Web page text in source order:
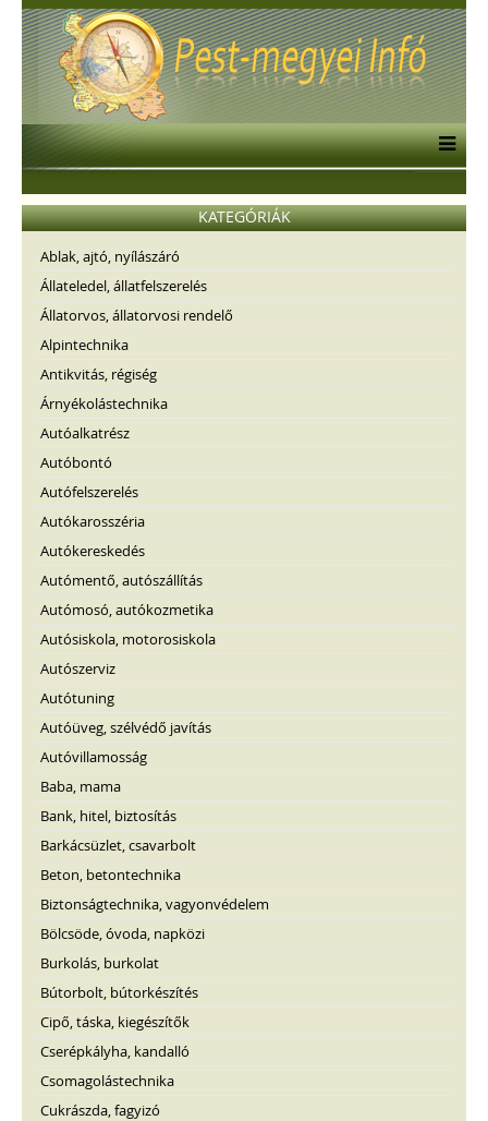
KATEGÓRIÁK
Ablak, ajtó, nyílászáró
Állateledel, állatfelszerelés
Állatorvos, állatorvosi rendelő
Alpintechnika
Antikvitás, régiség
Árnyékolástechnika
Autóalkatrész
Autóbontó
Autófelszerelés
Autókarosszéria
Autókereskedés
Autómentő, autószállítás
Autómosó, autókozmetika
Autósiskola, motorosiskola
Autószerviz
Autótuning
Autóüveg, szélvédő javítás
Autóvillamosság
Baba, mama
Bank, hitel, biztosítás
Barkácsüzlet, csavarbolt
Beton, betontechnika
Biztonságtechnika, vagyonvédelem
Bölcsöde, óvoda, napközi
Burkolás, burkolat
Bútorbolt, bútorkészítés
Cipő, táska, kiegészítők
Cserépkályha, kandalló
Csomagolástechnika
Cukrászda, fagyizó